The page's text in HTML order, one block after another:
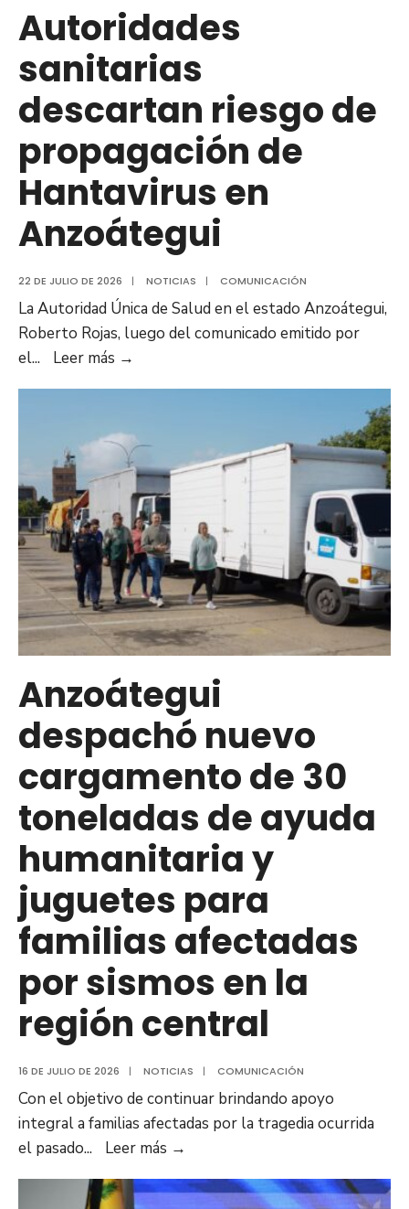
atención
de
emergencias
y
situaciones
imprevistas
Autoridades
sanitarias
descartan riesgo de
propagación de
Hantavirus en
Anzoátegui
22 DE JULIO DE 2026 | NOTICIAS | COMUNICACIÓN
La Autoridad Única de Salud en el estado Anzoátegui,
Roberto Rojas, luego del comunicado emitido por
el... Leer más →
riesgo
de
propagación
de
Hantavirus
en
Anzoátegui
Anzoátegui
despachó nuevo
cargamento de 30
toneladas de ayuda
humanitaria y
juguetes para
familias afectadas
por sismos en la
región central
16 DE JULIO DE 2026 | NOTICIAS | COMUNICACIÓN
Con el objetivo de continuar brindando apoyo
integral a familias afectadas por la tragedia ocurrida
el pasado... Leer más →
nuevo